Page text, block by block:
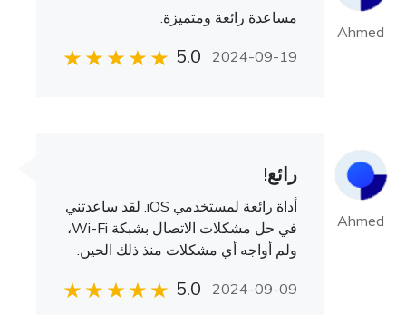
Ahmed
مساعدة رائعة ومتميزة.
5.0 2024-09-19
Ahmed
رائع!
أداة رائعة لمستخدمي iOS. لقد ساعدتني
في حل مشكلات الاتصال بشبكة Wi-Fi،
ولم أواجه أي مشكلات منذ ذلك الحين.
5.0 2024-09-09